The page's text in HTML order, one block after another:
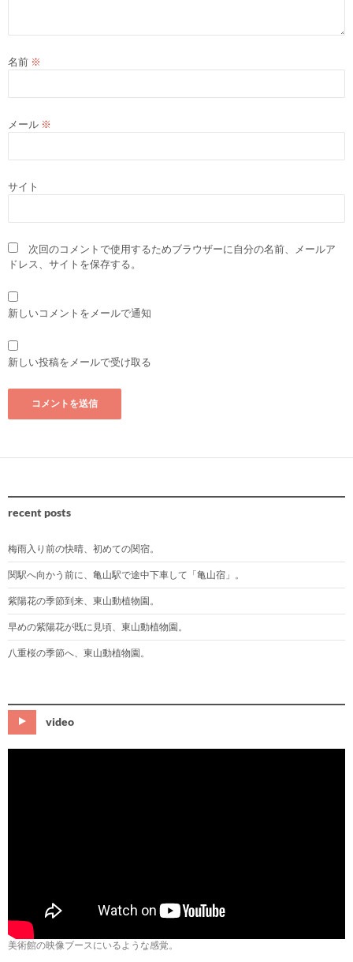
名前 ※
メール ※
サイト
次回のコメントで使用するためブラウザーに自分の名前、メールア
ドレス、サイトを保存する。
新しいコメントをメールで通知
新しい投稿をメールで受け取る
recent posts
梅雨入り前の快晴、初めての関宿。
関駅へ向かう前に、亀山駅で途中下車して「亀山宿」。
紫陽花の季節到来、東山動植物園。
早めの紫陽花が既に見頃、東山動植物園。
八重桜の季節へ、東山動植物園。
video
美術館の映像ブースにいるような感覚。